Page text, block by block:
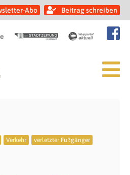
Abo Beitrag schreiben
Verkehr
verletzter Fußgänger